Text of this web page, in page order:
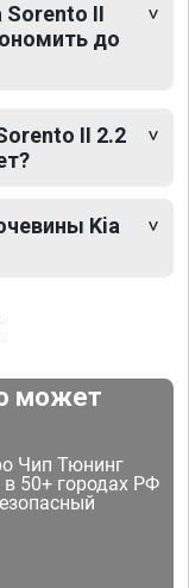
Sorento II
до
II 2.2
Kia
может
Чип Тюнинг
50+ городах РФ